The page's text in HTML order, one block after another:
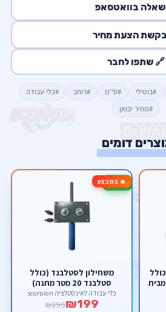
שאלה בוואטסאפ
הצעת מחיר
🔗 שתפו לחבר
#בוטילי #ס''מ #רוחב
#כלי עבודה
#מחיר יבואן
דומים
כולל
🔥 במבצע-33%
משחילון לסטלבנד (כולל
סטלבנד 20 מטר מתנה)
כלי עבודה לאינסטלציה scorpion
₪199
₪299